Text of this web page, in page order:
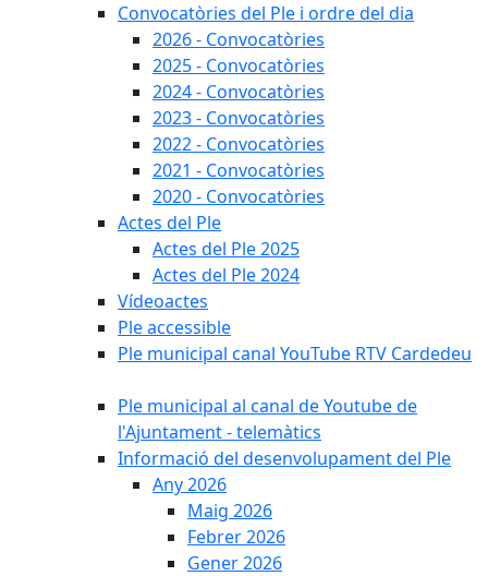
Convocatòries del Ple i ordre del dia
2026 - Convocatòries
2025 - Convocatòries
2024 - Convocatòries
2023 - Convocatòries
2022 - Convocatòries
2021 - Convocatòries
2020 - Convocatòries
Actes del Ple
Actes del Ple 2025
Actes del Ple 2024
Vídeoactes
Ple accessible
Ple municipal canal YouTube RTV Cardedeu
Ple municipal al canal de Youtube de
l'Ajuntament - telemàtics
Informació del desenvolupament del Ple
Any 2026
Maig 2026
Febrer 2026
Gener 2026